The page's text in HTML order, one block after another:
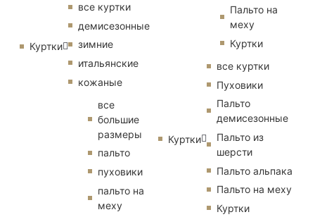
Куртки
все куртки
демисезонные
зимние
итальянские
кожаные
все
большие
размеры
пальто
пуховики
пальто на
меху
Пальто на
меху
Куртки
Куртки
все куртки
Пуховики
Пальто
демисезонные
Пальто из
шерсти
Пальто альпака
Пальто на меху
Куртки